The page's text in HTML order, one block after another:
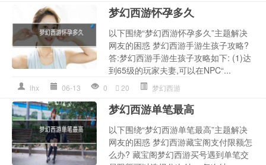
梦幻西游怀孕多久
以下围绕“梦幻西游怀孕多久”主题解决
网友的困惑 梦幻西游手游生孩子攻略?
答:梦幻西游手游生孩子攻略如下: (1)达
到65级的玩家夫妻,可以在NPC“...
lhx 06-13 0 20 梦幻西游
梦幻西游单笔最高
以下围绕“梦幻西游单笔最高”主题解决
网友的困惑 梦幻西游藏宝阁支付限额怎
么办? 藏宝阁梦幻西游买号遇到单笔交